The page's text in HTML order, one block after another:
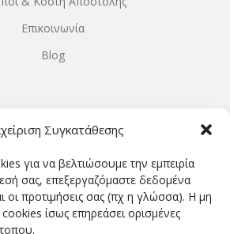
Συγκατάθεσης
για να βελτιώσουμε την εμπειρία
σας, επεξεργαζόμαστε δεδομένα
οι προτιμήσεις σας (πχ η γλώσσα). Η μη
ίσως επηρεάσει ορισμένες
Επικοινωνία
Blog
ΠΑΡΑΣΚΕΥΗ 9.00-20.00
9.00-15.00